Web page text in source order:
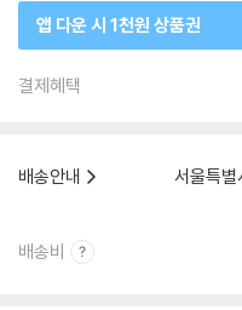
앱 다운 시 1천원 상품권
결제혜택
배송안내
서울특별
배송비